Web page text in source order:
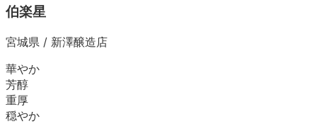
伯楽星
宮城県 / 新澤醸造店
華やか
芳醇
重厚
穏やか